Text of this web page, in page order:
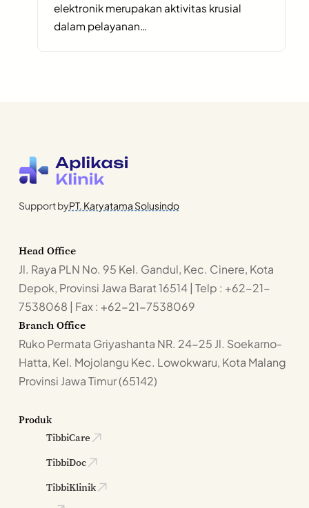
elektronik merupakan aktivitas krusial
dalam pelayanan…
Support byPT. Karyatama Solusindo
Head Office
Jl. Raya PLN No. 95 Kel. Gandul, Kec. Cinere, Kota
Depok, Provinsi Jawa Barat 16514 | Telp : +62-21-
7538068 | Fax : +62-21-7538069
Branch Office
Ruko Permata Griyashanta NR. 24-25 Jl. Soekarno-
Hatta, Kel. Mojolangu Kec. Lowokwaru, Kota Malang
Provinsi Jawa Timur (65142)
Produk
TibbiCare
TibbiDoc
TibbiKlinik